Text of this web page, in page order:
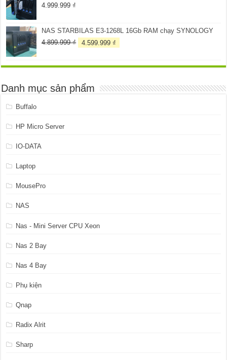
4.999.999 ₫
NAS STARBILAS E3-1268L 16Gb RAM chạy SYNOLOGY
4.899.999₫
Giá
4.899.999 ₫.
4.599.999 ₫
là:
Danh mục sản phẩm
Buffalo
HP Micro Server
IO-DATA
Laptop
MousePro
NAS
Nas - Mini Server CPU Xeon
Nas 2 Bay
Nas 4 Bay
Phụ kiện
Qnap
Radix Alrit
Sharp